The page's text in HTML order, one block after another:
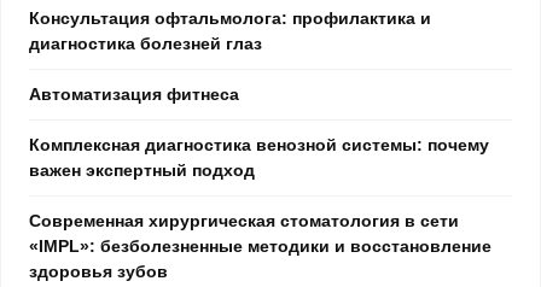
Консультация офтальмолога: профилактика и
диагностика болезней глаз
Автоматизация фитнеса
Комплексная диагностика венозной системы: почему
важен экспертный подход
Современная хирургическая стоматология в сети
«IMPL»: безболезненные методики и восстановление
здоровья зубов